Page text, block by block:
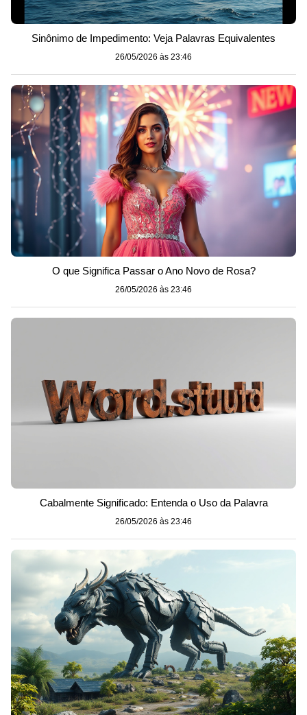
Sinônimo de Impedimento: Veja Palavras Equivalentes
26/05/2026 às 23:46
O que Significa Passar o Ano Novo de Rosa?
26/05/2026 às 23:46
Cabalmente Significado: Entenda o Uso da Palavra
26/05/2026 às 23:46